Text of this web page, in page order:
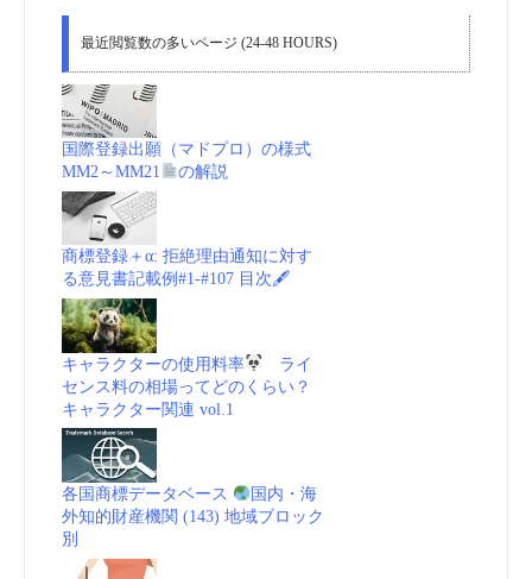
最近閲覧数の多いページ (24-48 HOURS)
国際登録出願（マドプロ）の様式
MM2～MM21
の解説
商標登録＋α: 拒絶理由通知に対す
る意見書記載例#1-#107 目次🖋
キャラクターの使用料率
ライ
センス料の相場ってどのくらい？
キャラクター関連 vol.1
各国商標データベース
国内・海
外知的財産機関 (143) 地域ブロック
別